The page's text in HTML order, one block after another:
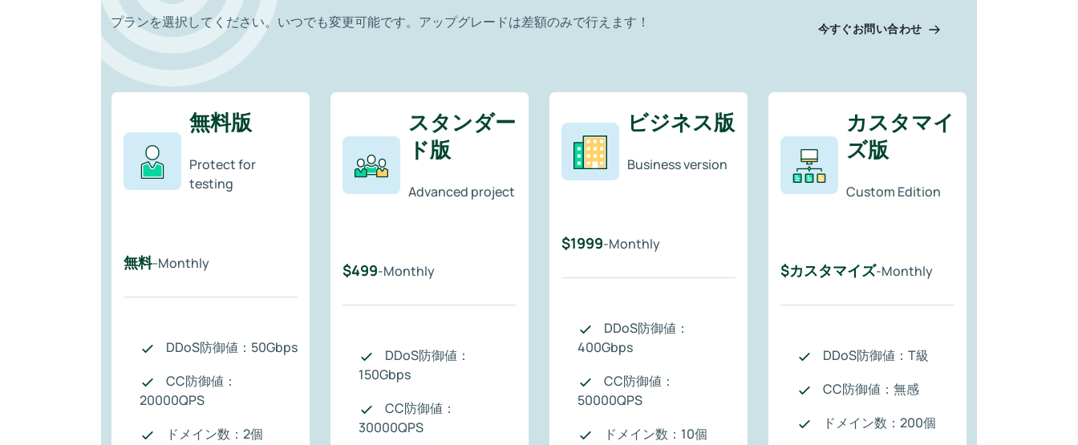
プランを選択してください。いつでも変更可能です。アップグレードは差額のみで行えます！ 今すぐお問い合わせ
無料版
Protect for
testing
無料-Monthly
DDoS防御値：50Gbps
CC防御値：
20000QPS
ドメイン数：2個
スタンダー
ド版
Advanced project
$499-Monthly
DDoS防御値：
150Gbps
CC防御値：
30000QPS
ビジネス版
Business version
$1999-Monthly
DDoS防御値：
400Gbps
CC防御値：
50000QPS
ドメイン数：10個
カスタマイ
ズ版
Custom Edition
$カスタマイズ-Monthly
DDoS防御値：T級
CC防御値：無感
ドメイン数：200個